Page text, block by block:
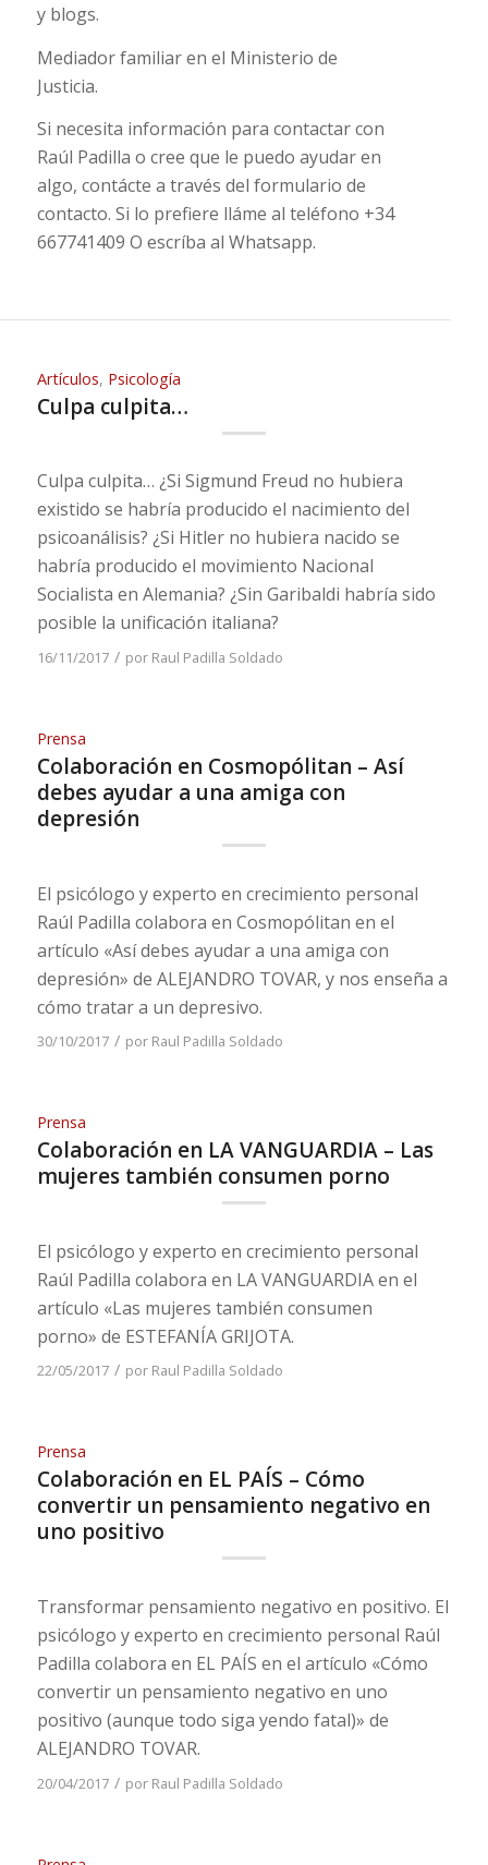
y blogs.
Mediador familiar en el Ministerio de
Justicia.
Si necesita información para contactar con
Raúl Padilla o cree que le puedo ayudar en
algo, contácte a través del formulario de
contacto. Si lo prefiere lláme al teléfono +34
667741409 O escríba al Whatsapp.
Artículos, Psicología
Culpa culpita…
Culpa culpita… ¿Si Sigmund Freud no hubiera
existido se habría producido el nacimiento del
psicoanálisis? ¿Si Hitler no hubiera nacido se
habría producido el movimiento Nacional
Socialista en Alemania? ¿Sin Garibaldi habría sido
posible la unificación italiana?
16/11/2017 / por Raul Padilla Soldado
Prensa
Colaboración en Cosmopólitan – Así
debes ayudar a una amiga con
depresión
El psicólogo y experto en crecimiento personal
Raúl Padilla colabora en Cosmopólitan en el
artículo «Así debes ayudar a una amiga con
depresión» de ALEJANDRO TOVAR, y nos enseña a
cómo tratar a un depresivo.
30/10/2017 / por Raul Padilla Soldado
Prensa
Colaboración en LA VANGUARDIA – Las
mujeres también consumen porno
El psicólogo y experto en crecimiento personal
Raúl Padilla colabora en LA VANGUARDIA en el
artículo «Las mujeres también consumen
porno» de ESTEFANÍA GRIJOTA.
22/05/2017 / por Raul Padilla Soldado
Prensa
Colaboración en EL PAÍS – Cómo
convertir un pensamiento negativo en
uno positivo
Transformar pensamiento negativo en positivo. El
psicólogo y experto en crecimiento personal Raúl
Padilla colabora en EL PAÍS en el artículo «Cómo
convertir un pensamiento negativo en uno
positivo (aunque todo siga yendo fatal)» de
ALEJANDRO TOVAR.
20/04/2017 / por Raul Padilla Soldado